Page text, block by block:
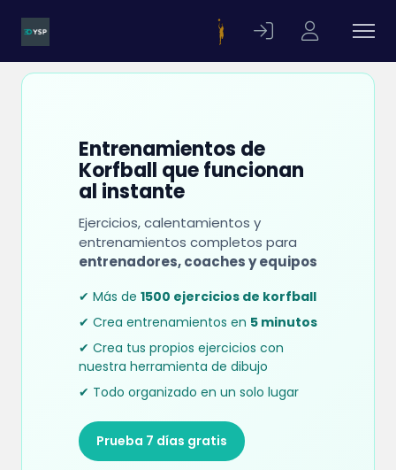
Entrenamientos de
Korfball que funcionan
al instante
Ejercicios, calentamientos y
entrenamientos completos para
entrenadores, coaches y equipos
✔ Más de 1500 ejercicios de korfball
✔ Crea entrenamientos en 5 minutos
✔ Crea tus propios ejercicios con
nuestra herramienta de dibujo
✔ Todo organizado en un solo lugar
Prueba 7 días gratis